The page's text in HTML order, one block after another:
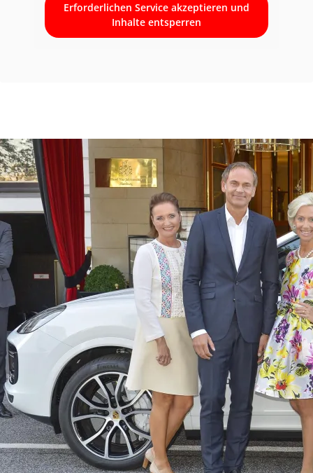
Erforderlichen Service akzeptieren und
Inhalte entsperren